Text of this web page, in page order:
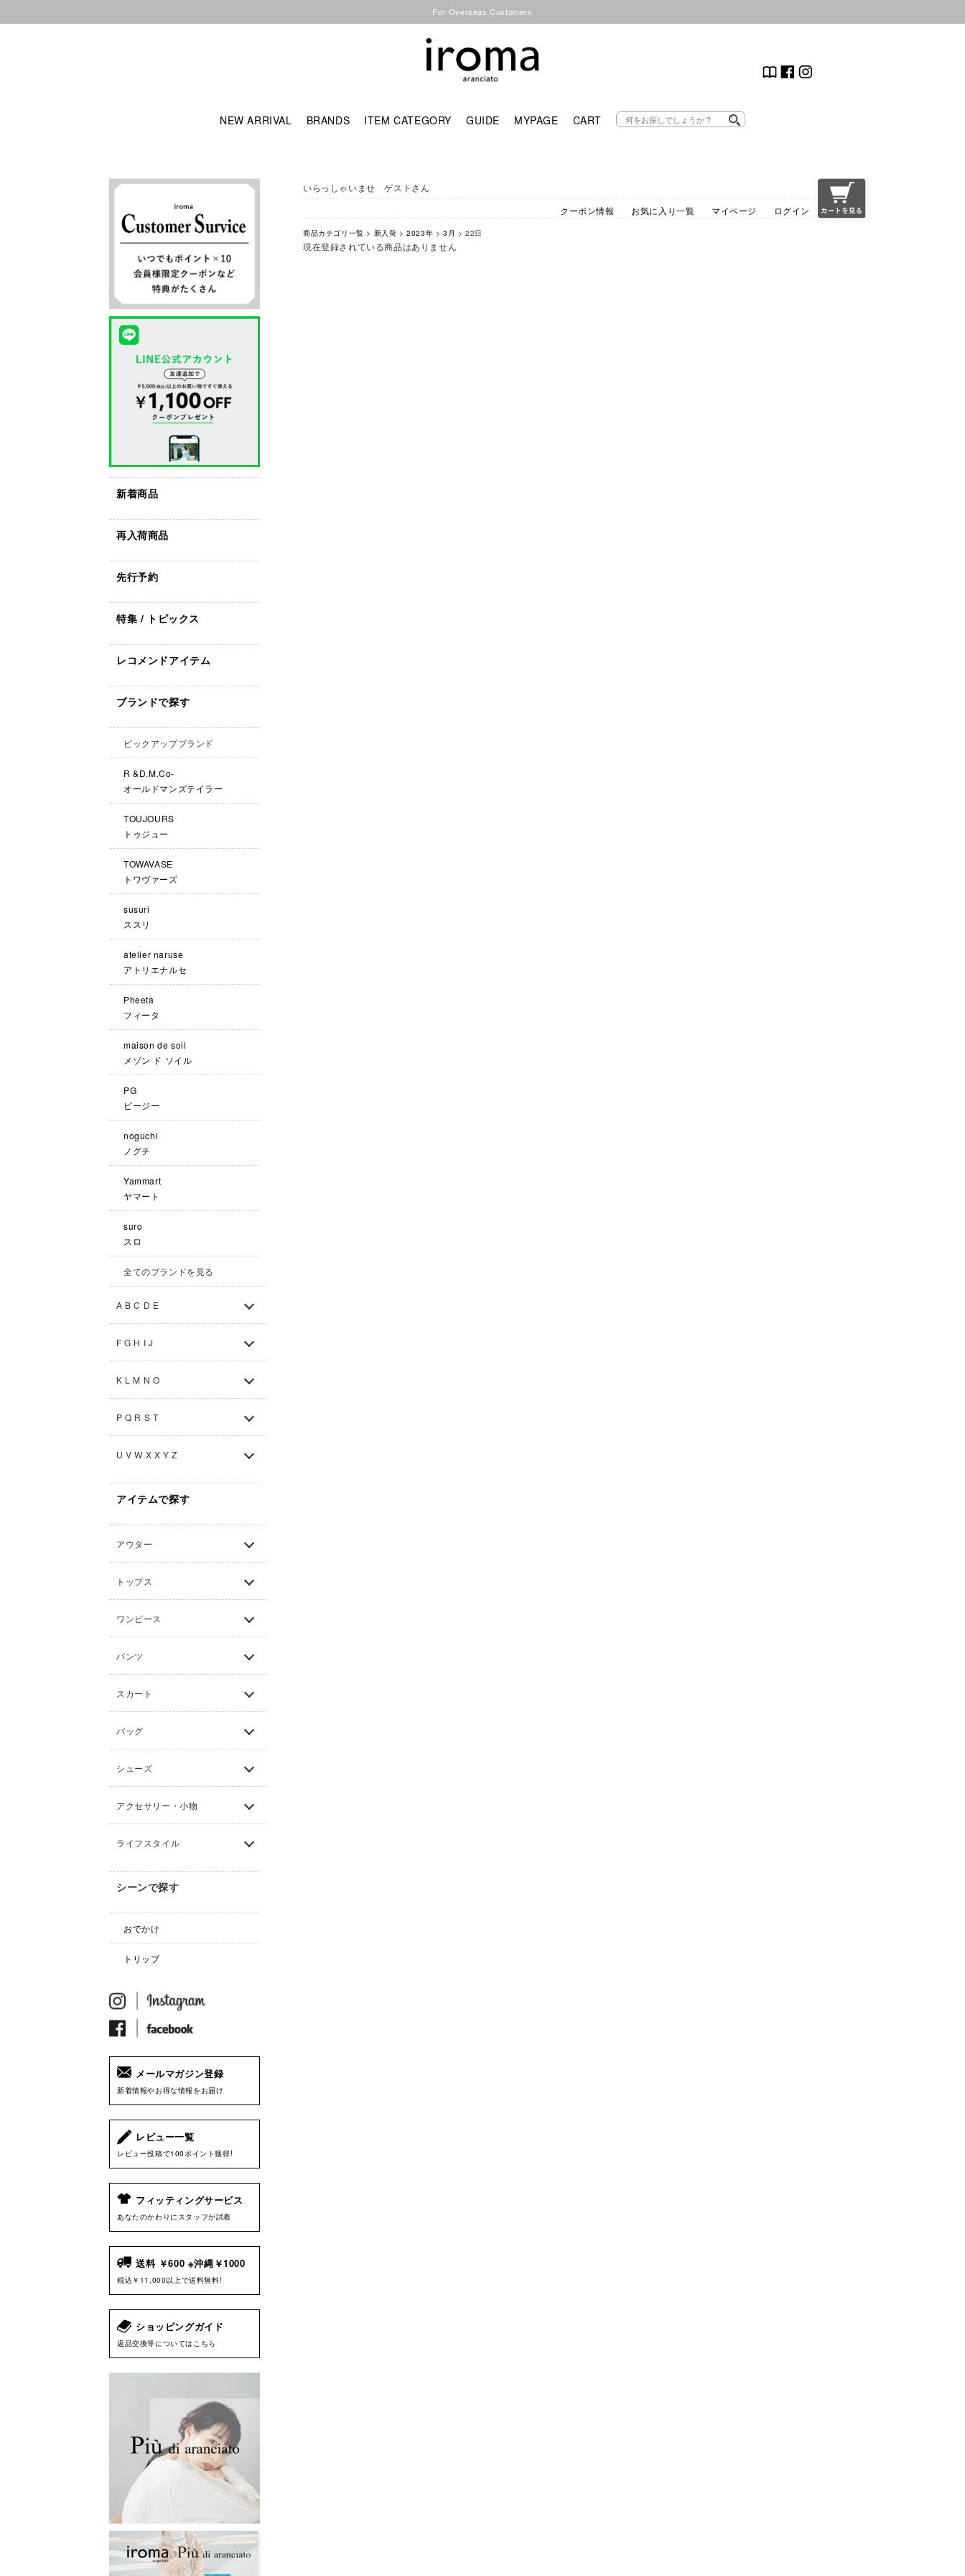
For Overseas Customers
NEW ARRIVAL BRANDS ITEM CATEGORY GUIDE MYPAGE CART
新着商品
再入荷商品
先行予約
特集 / トピックス
レコメンドアイテム
ブランドで探す
ピックアップブランド
R &D.M.Co-
オールドマンズテイラー
TOUJOURS
トゥジュー
TOWAVASE
トワヴァーズ
susuri
ススリ
atelier naruse
アトリエナルセ
Pheeta
フィータ
maison de soil
メゾン ド ソイル
PG
ピージー
noguchi
ノグチ
Yammart
ヤマート
suro
スロ
全てのブランドを見る
A B C D E
F G H I J
K L M N O
P Q R S T
U V W X X Y Z
アイテムで探す
アウター
トップス
ワンピース
パンツ
スカート
バッグ
シューズ
アクセサリー・小物
ライフスタイル
シーンで探す
おでかけ
トリップ
メールマガジン登録
新着情報やお得な情報をお届け
レビュー一覧
レビュー投稿で100ポイント獲得!
フィッティングサービス
あなたのかわりにスタッフが試着
送料 ￥600 ※沖縄￥1000
税込￥11,000以上で送料無料!
ショッピングガイド
返品交換等についてはこちら
いらっしゃいませ ゲストさん
クーポン情報
お気に入り一覧 マイページ ログイン
商品カテゴリ一覧 > 新入荷 >2023年 >3月 > 22日
現在登録されている商品はありません